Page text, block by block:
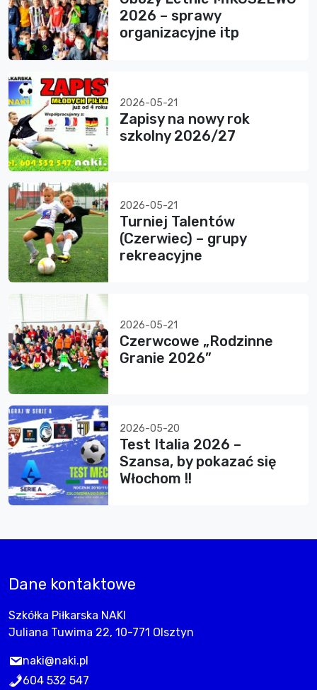
2026 – sprawy
organizacyjne itp
2026-05-21
Zapisy na nowy rok
szkolny 2026/27
2026-05-21
Turniej Talentów
(Czerwiec) – grupy
rekreacyjne
2026-05-21
Czerwcowe „Rodzinne
Granie 2026”
2026-05-20
Test Italia 2026 –
Szansa, by pokazać się
Włochom !!
Dane kontaktowe
Szkółka Piłkarska NAKI
Juliana Tuwima 22, 10-771 Olsztyn
naki@naki.pl
604 532 547